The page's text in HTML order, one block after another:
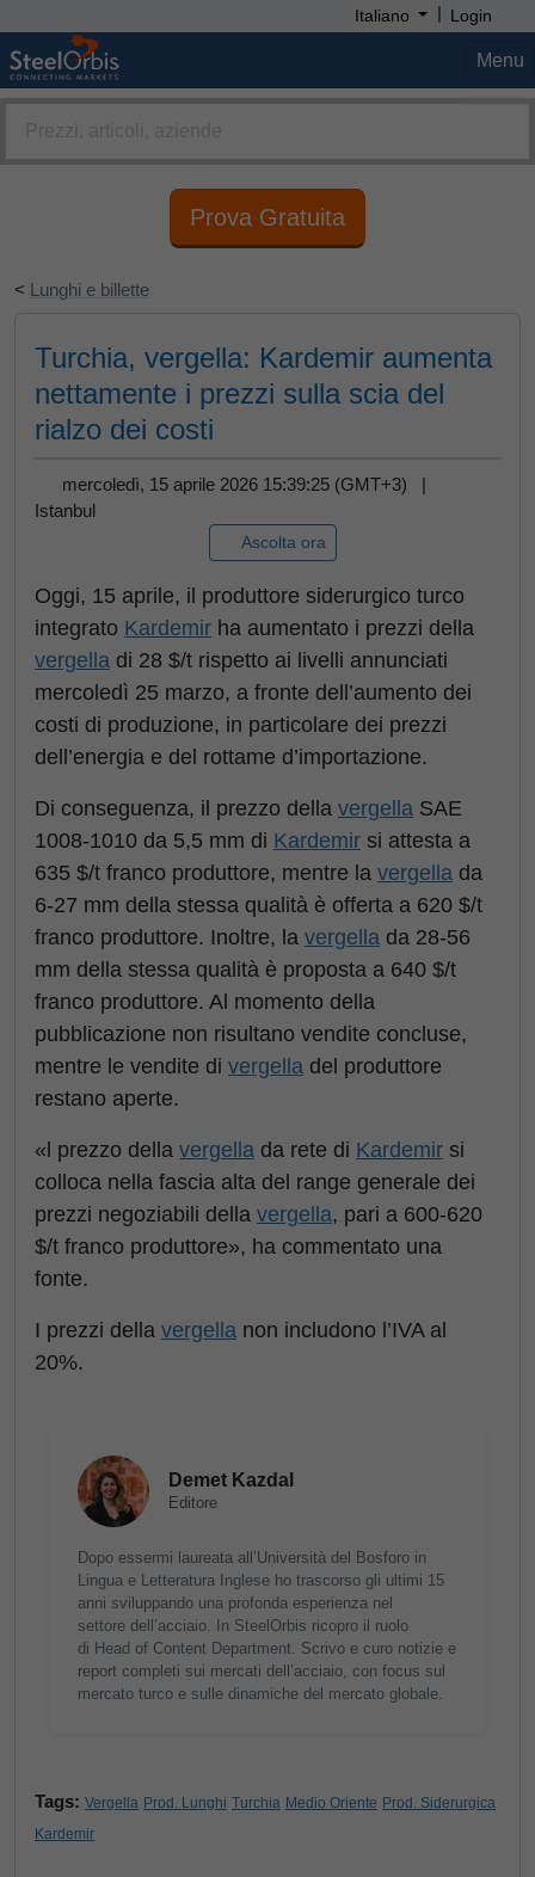
Italiano | Login
Menu
Prova Gratuita
< Lunghi e billette
Turchia, vergella: Kardemir aumenta
nettamente i prezzi sulla scia del
rialzo dei costi
mercoledì, 15 aprile 2026 15:39:25 (GMT+3) |
Istanbul
Ascolta ora
Oggi, 15 aprile, il produttore siderurgico turco
integrato Kardemir ha aumentato i prezzi della
vergella di 28 $/t rispetto ai livelli annunciati
mercoledì 25 marzo, a fronte dell’aumento dei
costi di produzione, in particolare dei prezzi
dell’energia e del rottame d’importazione.
Di conseguenza, il prezzo della vergella SAE
1008-1010 da 5,5 mm di Kardemir si attesta a
635 $/t franco produttore, mentre la vergella da
6-27 mm della stessa qualità è offerta a 620 $/t
franco produttore. Inoltre, la vergella da 28-56
mm della stessa qualità è proposta a 640 $/t
franco produttore. Al momento della
pubblicazione non risultano vendite concluse,
mentre le vendite di vergella del produttore
restano aperte.
«l prezzo della vergella da rete di Kardemir si
colloca nella fascia alta del range generale dei
prezzi negoziabili della vergella, pari a 600-620
$/t franco produttore», ha commentato una
fonte.
I prezzi della vergella non includono l’IVA al
20%.
Demet Kazdal
Editore
Dopo essermi laureata all’Università del Bosforo in
Lingua e Letteratura Inglese ho trascorso gli ultimi 15
anni sviluppando una profonda esperienza nel
settore dell’acciaio. In SteelOrbis ricopro il ruolo
di Head of Content Department. Scrivo e curo notizie e
report completi sui mercati dell’acciaio, con focus sul
mercato turco e sulle dinamiche del mercato globale.
Tags: Vergella Prod. Lunghi Turchia Medio Oriente Prod. Siderurgica
Kardemir